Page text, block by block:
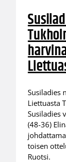
Susiladies
Liettuasta
Susiladies
(48-36)
toisen
Ruotsi.